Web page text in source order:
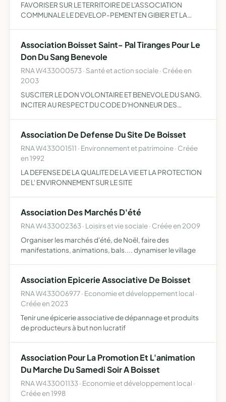
FAVORISER SUR LE TERRITOIRE DE L'ASSOCIATION
COMMUNALE LE DEVELOP-PEMENT EN GIBIER ET LA
SES MEMBRES DANS LE RESPECT DES PROPRIET…
Association Boisset Saint- Pal Tiranges Pour Le
Don Du Sang Benevole
RNA W433000573 · Santé et action sociale · Créée en
2003
SUSCITER LE DON VOLONTAIRE ET BENEVOLE DU SANG.
INCITER AU RESPECT DU CODE D'HONNEUR DES
Association De Defense Du Site De Boisset
RNA W433001511 · Environnement et patrimoine · Créée
en 1992
LA DEFENSE DE LA QUALITE DE LA VIE ET LA PROTECTION
DE L' ENVIRONNEMENT SUR LE SITE
Association Des Marchés D'été
RNA W433002363 · Loisirs et vie sociale · Créée en 2009
Organiser les marchés d'été, de Noël, faire des
manifestations, animations, bals.... dynamiser le village
Association Epicerie Associative De Boisset
RNA W433006977 · Economie et développement local ·
Créée en 2023
Tenir une épicerie associative de dépannage et produits
de producteurs à but non lucratif
Association Pour La Promotion Et L'animation
Du Marche Du Samedi Soir A Boisset
RNA W433001133 · Economie et développement local ·
Créée en 1998